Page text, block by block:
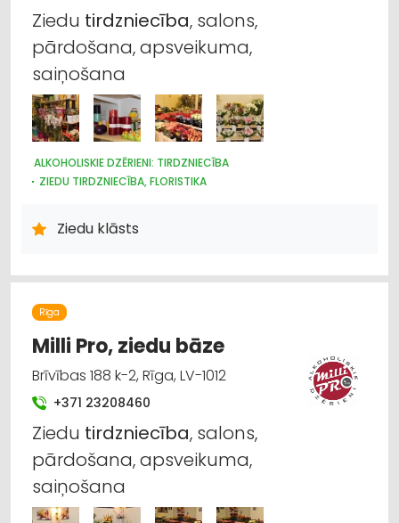
Ziedu tirdzniecība, salons,
pārdošana, apsveikuma,
saiņošana
ALKOHOLISKIE DZĒRIENI: TIRDZNIECĪBA
ZIEDU TIRDZNIECĪBA, FLORISTIKA
Ziedu klāsts
Rīga
Milli Pro, ziedu bāze
Brīvības 188 k-2, Rīga, LV-1012
+371 23208460
Ziedu tirdzniecība, salons,
pārdošana, apsveikuma,
saiņošana